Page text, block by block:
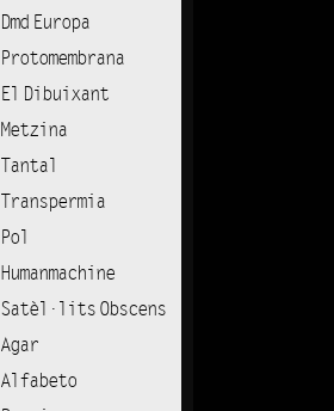
Dmd Europa
Protomembrana
El Dibuixant
Metzina
Tantal
Transpermia
Pol
Humanmachine
Satèl·lits Obscens
Agar
Alfabeto